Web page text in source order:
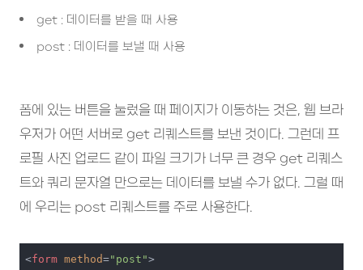
get : 데이터를 받을 때 사용
post : 데이터를 보낼 때 사용
폼에 있는 버튼을 눌렀을 때 페이지가 이동하는 것은, 웹 브라
우저가 어떤 서버로 get 리퀘스트를 보낸 것이다. 그런데 프
로필 사진 업로드 같이 파일 크기가 너무 큰 경우 get 리퀘스
트와 쿼리 문자열 만으로는 데이터를 보낼 수가 없다. 그럴 때
에 우리는 post 리퀘스트를 주로 사용한다.
<form method="post">